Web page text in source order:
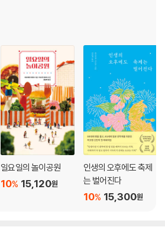
일요일의 놀이공원
15,120원
10%
인생의 오후에도 축제
는 벌어진다
15,300원
10%